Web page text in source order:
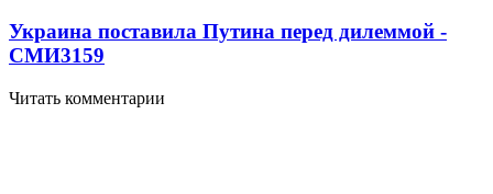
Украина поставила Путина перед дилеммой -
СМИ3159
Читать комментарии